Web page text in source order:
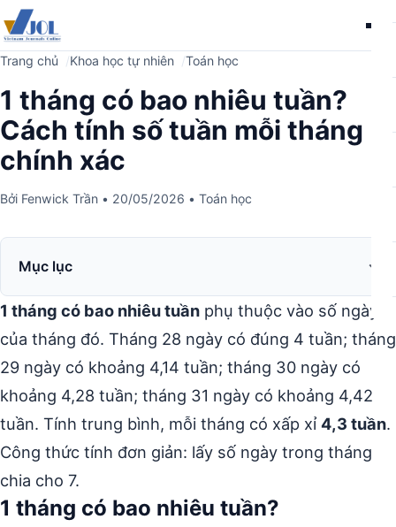
Trang chủ Khoa học tự nhiên Toán học
1 tháng có bao nhiêu tuần?
Cách tính số tuần mỗi tháng
chính xác
Bởi Fenwick Trần • 20/05/2026 • Toán học
Mục lục
1 tháng có bao nhiêu tuần phụ thuộc vào số ngày
của tháng đó. Tháng 28 ngày có đúng 4 tuần; tháng
29 ngày có khoảng 4,14 tuần; tháng 30 ngày có
khoảng 4,28 tuần; tháng 31 ngày có khoảng 4,42
tuần. Tính trung bình, mỗi tháng có xấp xỉ 4,3 tuần.
Công thức tính đơn giản: lấy số ngày trong tháng
chia cho 7.
1 tháng có bao nhiêu tuần?